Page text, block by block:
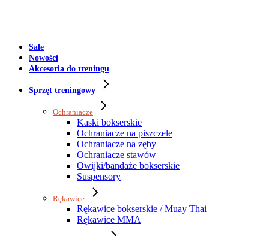
Sale
Nowości
Akcesoria do treningu
Sprzęt treningowy
Ochraniacze
Kaski bokserskie
Ochraniacze na piszczele
Ochraniacze na zęby
Ochraniacze stawów
Owijki/bandaże bokserskie
Suspensory
Rękawice
Rękawice bokserskie / Muay Thai
Rękawice MMA